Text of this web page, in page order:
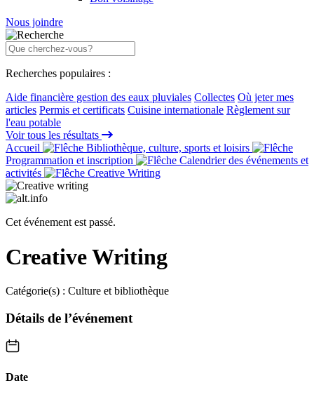
Nous joindre
Recherches populaires :
Aide financière gestion des eaux pluviales Collectes Où jeter mes
articles Permis et certificats Cuisine internationale Règlement sur
l'eau potable
Voir tous les résultats
Accueil
Bibliothèque, culture, sports et loisirs
Programmation et inscription
Calendrier des événements et
activités
Creative Writing
Cet événement est passé.
Creative Writing
Catégorie(s) : Culture et bibliothèque
Détails de l’événement
Date